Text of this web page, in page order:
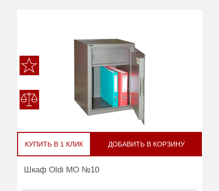
КУПИТЬ В 1 КЛИК ДОБАВИТЬ В КОРЗИНУ
Шкаф Oldi МО №10